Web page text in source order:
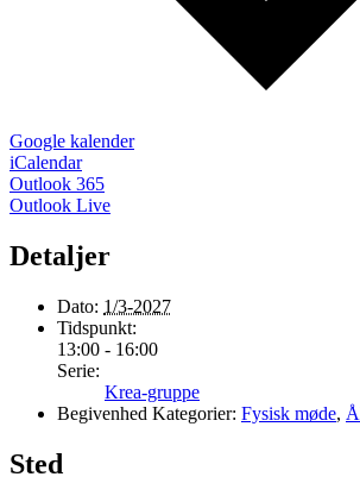
Google kalender
iCalendar
Outlook 365
Outlook Live
Detaljer
Dato: 1/3-2027
Tidspunkt:
13:00 - 16:00
Serie:
Krea-gruppe
Begivenhed Kategorier: Fysisk møde,
Sted